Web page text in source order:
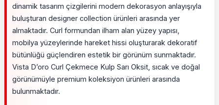
dinamik tasarım çizgilerini modern dekorasyon anlayışıyla
buluşturan designer collection ürünleri arasında yer
almaktadır. Curl formundan ilham alan yüzey yapısı,
mobilya yüzeylerinde hareket hissi oluşturarak dekoratif
bütünlüğü güçlendiren estetik bir görünüm sunmaktadır.
Vista D’oro Curl Çekmece Kulp Sarı Oksit, sıcak ve doğal
görünümüyle premium koleksiyon ürünleri arasında
bulunmaktadır.